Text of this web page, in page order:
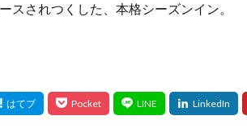
スされつくした、本格シーズンイン。